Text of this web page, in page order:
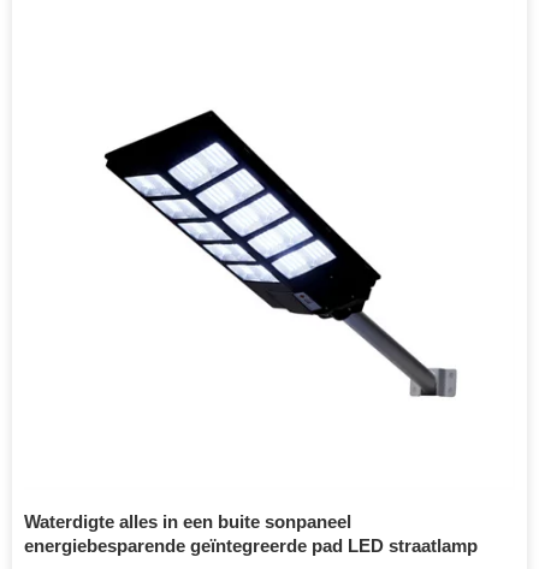
Waterdigte alles in een buite sonpaneel
energiebesparende geïntegreerde pad LED straatlamp